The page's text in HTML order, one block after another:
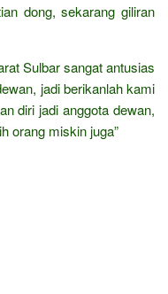
dong, sekarang giliran
Sulbar sangat antusias
jadi berikanlah kami
diri jadi anggota dewan,
orang miskin juga”